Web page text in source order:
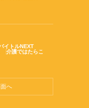
イトルNEXT
介護ではたらこ
へ